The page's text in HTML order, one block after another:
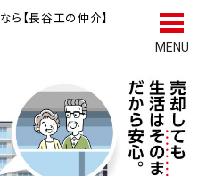
ら【長谷工の仲介】